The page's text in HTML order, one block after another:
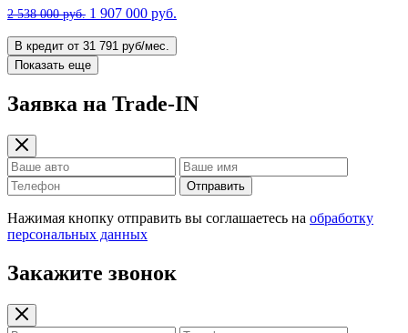
2 538 000 руб. 1 907 000 руб.
В кредит от 31 791 руб/мес.
Показать еще
Заявка на Trade-IN
Отправить
Нажимая кнопку отправить вы соглашаетесь на обработку
персональных данных
Закажите звонок